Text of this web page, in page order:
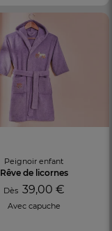
Peignoir enfant
Rêve de licornes
Dès 39,00 €
Avec capuche